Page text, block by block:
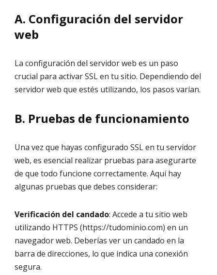
A. Configuración del servidor
web
La configuración del servidor web es un paso
crucial para activar SSL en tu sitio. Dependiendo del
servidor web que estés utilizando, los pasos varían.
B. Pruebas de funcionamiento
Una vez que hayas configurado SSL en tu servidor
web, es esencial realizar pruebas para asegurarte
de que todo funcione correctamente. Aquí hay
algunas pruebas que debes considerar:
Verificación del candado: Accede a tu sitio web
utilizando HTTPS (https://tudominio.com) en un
navegador web. Deberías ver un candado en la
barra de direcciones, lo que indica una conexión
segura.